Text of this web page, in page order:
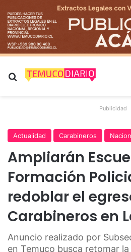
Buscar por
Publicidad
Actualidad Carabineros
Ampliarán
Formación
redoblar el
Carabineros en
Anuncio realizado por
en Temuco busca retomar